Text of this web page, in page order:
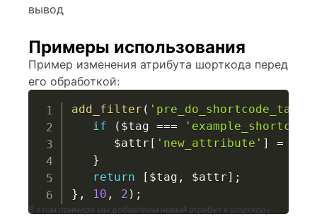
вывод
Примеры использования
Пример изменения атрибута шорткода перед
его обработкой:
add_filter ( 'pre_do_shortcode_tag'
if
( $tag ===
$attr [ 'new_attribute' ] =
}
return
[ $tag , $attr] ;
} , 10 , 2 ) ;
В этом примере мы добавляем новый атрибут к шорткоду